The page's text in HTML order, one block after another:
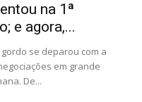
na 1ª
e agora,...
se deparou com a
em grande
De...